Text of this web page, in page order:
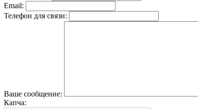
Email:
Телефон для связи:
Ваше сообщение:
Капча: